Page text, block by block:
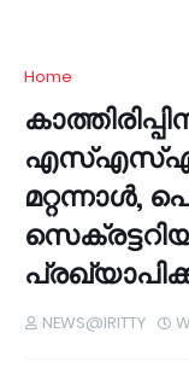
Home
മറ്റന്നാൾ,
NEWS@IRITTY